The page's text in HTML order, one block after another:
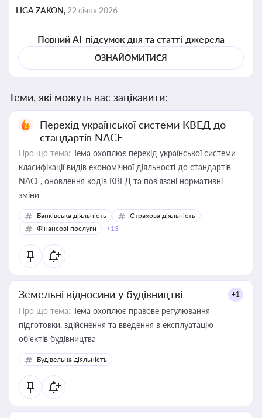
LIGA ZAKON, 22 січня 2026
Повний AI-підсумок дня та статті-джерела
ОЗНАЙОМИТИСЯ
Теми, які можуть вас зацікавити:
Перехід української системи КВЕД до
стандартів NACE
Про що тема: Тема охоплює перехід української системи
класифікації видів економічної діяльності до стандартів
NACE, оновлення кодів КВЕД та пов'язані нормативні
зміни
Банківська діяльність
Страхова діяльність
Фінансові послуги
+13
Земельні відносини у будівництві +1
Про що тема: Тема охоплює правове регулювання
підготовки, здійснення та введення в експлуатацію
об’єктів будівництва
Будівельна діяльність